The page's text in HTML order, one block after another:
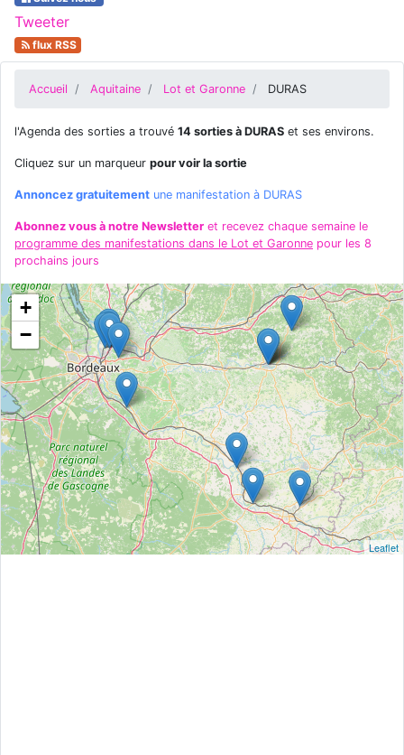
Tweeter
flux RSS
Accueil Aquitaine Lot et Garonne DURAS
l'Agenda des sorties a trouvé 14 sorties à DURAS et ses environs.
Cliquez sur un marqueur pour voir la sortie
Annoncez gratuitement une manifestation à DURAS
Abonnez vous à notre Newsletter et recevez chaque semaine le
programme des manifestations dans le Lot et Garonne pour les 8
prochains jours
+
−
Leaflet